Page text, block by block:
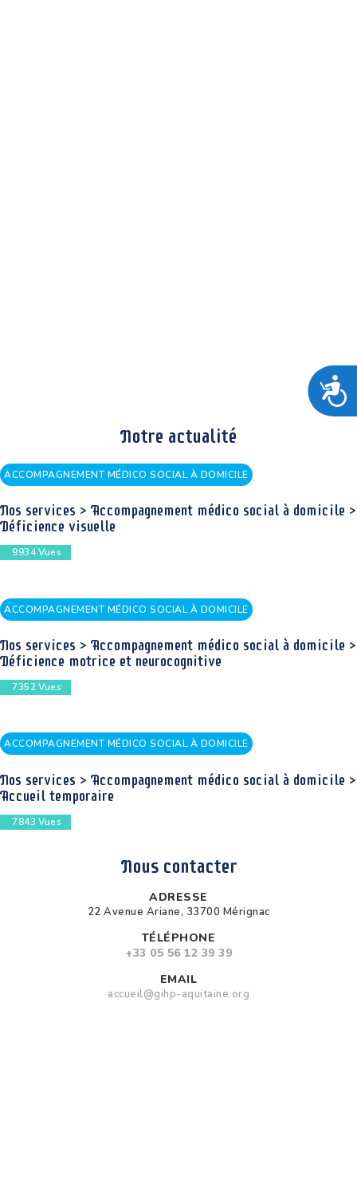
Notre actualité
ACCOMPAGNEMENT MÉDICO SOCIAL À DOMICILE
Nos services > Accompagnement médico social à domicile >
Déficience visuelle
9934Vues
ACCOMPAGNEMENT MÉDICO SOCIAL À DOMICILE
Nos services > Accompagnement médico social à domicile >
Déficience motrice et neurocognitive
7352Vues
ACCOMPAGNEMENT MÉDICO SOCIAL À DOMICILE
Nos services > Accompagnement médico social à domicile >
Accueil temporaire
7843 Vues
Nous contacter
ADRESSE
22 Avenue Ariane, 33700 Mérignac
TÉLÉPHONE
+33 05 56 12 39 39
EMAIL
accueil@gihp-aquitaine.org